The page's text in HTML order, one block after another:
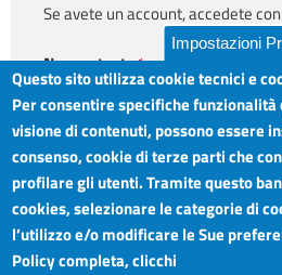
Se avete un account, accedete
Nome utente*
Inserisci il tuo nome utente
Est Sicilia.
Password*
Impostazioni
Questo sito utilizza cookie tecnici e
Per consentire specifiche
visione di contenuti, possono essere
consenso, cookie di terze parti che
profilare gli utenti. Tramite questo
cookies, selezionare le categorie di
l’utilizzo e/o modificare le Sue
Policy completa, clicchi